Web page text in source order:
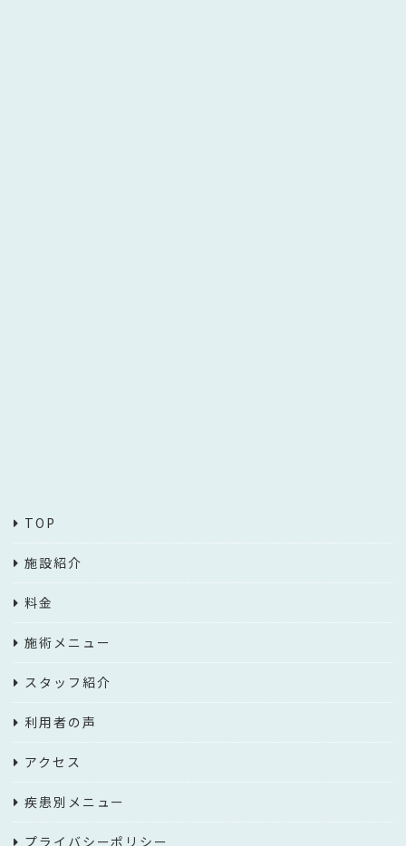
TOP
施設紹介
料金
施術メニュー
スタッフ紹介
利用者の声
アクセス
疾患別メニュー
プライバシーポリシー